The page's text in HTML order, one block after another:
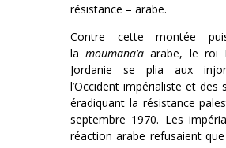
résistance – arabe.
Contre cette montée
lamoumana’aarabe, le roi
Jordanie se plia aux
l’Occident impérialiste et des
éradiquant la résistance
septembre 1970. Les
réaction arabe refusaient